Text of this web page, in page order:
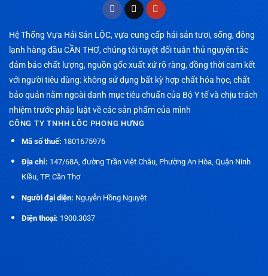
Hệ Thống Vựa Hải Sản LỘC, vựa cung cấp hải sản tươi, sống, đông
lạnh hàng đầu CẦN THƠ, chúng tôi tuyệt đối tuân thủ nguyên tắc
đảm bảo chất lượng, nguồn gốc xuất xứ rõ ràng, đồng thời cam kết
với người tiêu dùng: không sử dụng bất kỳ hợp chất hóa học, chất
bảo quản nằm ngoài danh mục tiêu chuẩn của Bộ Y tế và chịu trách
nhiệm trước pháp luật về các sản phẩm của mình
CÔNG TY TNHH LÔC PHONG HƯNG
Mã số thuế: 1801675976
Địa chỉ: 147/68A, đường Trần Việt Châu, Phường An Hòa, Quận Ninh
Kiều, TP. Cần Thơ
Người đại diện: Nguyễn Hồng Nguyệt
Điện thoại: 1900.3037